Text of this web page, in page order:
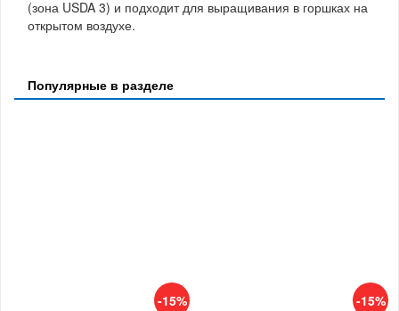
(зона USDA 3) и подходит для выращивания в горшках на
открытом воздухе.
Популярные в разделе
-15% -15%